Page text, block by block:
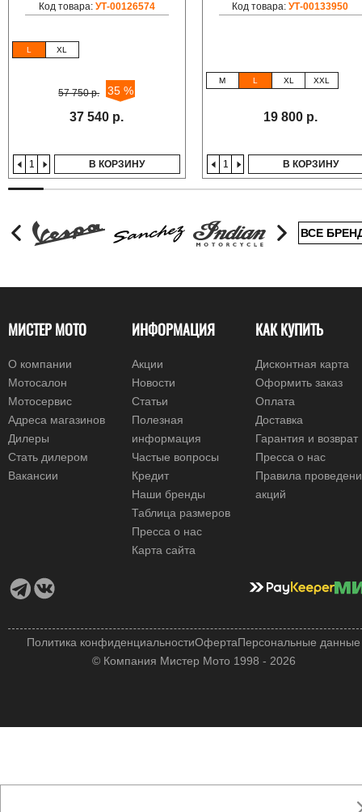
Код товара: УТ-00126574
L XL
57 750 р. 35 %
37 540 р.
В КОРЗИНУ
Код товара:УТ-00133950
M L XL XXL
19 800 р.
В КОРЗИНУ
ВСЕ
МИСТЕР МОТО
О компании
Мотосалон
Мотосервис
Адреса магазинов
Дилеры
Стать дилером
Вакансии
ИНФОРМАЦИЯ
Акции
Новости
Статьи
Полезная
информация
Частые вопросы
Кредит
Наши бренды
Таблица размеров
Пресса о нас
Карта сайта
КАК КУПИТЬ
Дисконтная карта
Оформить заказ
Оплата
Доставка
Гарантия и возврат
Пресса о нас
Правила
акций
© Компания Мистер Мото 1998 - 2026
Политика конфиденциальностиОфертаПерсональные данные